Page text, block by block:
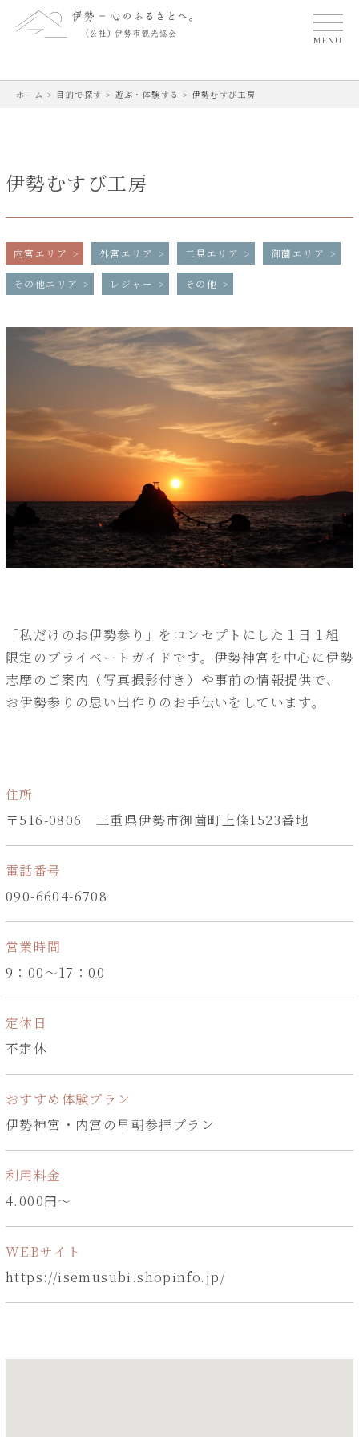
MENU
ホーム > 目的で探す > 遊ぶ・体験する > 伊勢むすび工房
伊勢むすび工房
内宮エリア 外宮エリア 二見エリア 御薗エリア
その他エリア レジャー その他
「私だけのお伊勢参り」をコンセプトにした１日１組
限定のプライベートガイドです。伊勢神宮を中心に伊勢
志摩のご案内（写真撮影付き）や事前の情報提供で、
お伊勢参りの思い出作りのお手伝いをしています。
住所
〒516-0806 三重県伊勢市御薗町上條1523番地
電話番号
090-6604-6708
営業時間
9：00～17：00
定休日
不定休
おすすめ体験プラン
伊勢神宮・内宮の早朝参拝プラン
利用料金
4.000円～
WEBサイト
https://isemusubi.shopinfo.jp/